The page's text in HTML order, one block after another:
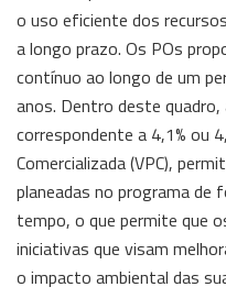
o uso eficiente dos
a longo prazo. Os POs
contínuo ao longo de um
anos. Dentro deste
correspondente a 4,1% ou
Comercializada (VPC),
planeadas no programa
tempo, o que permite que
iniciativas que visam
o impacto ambiental das